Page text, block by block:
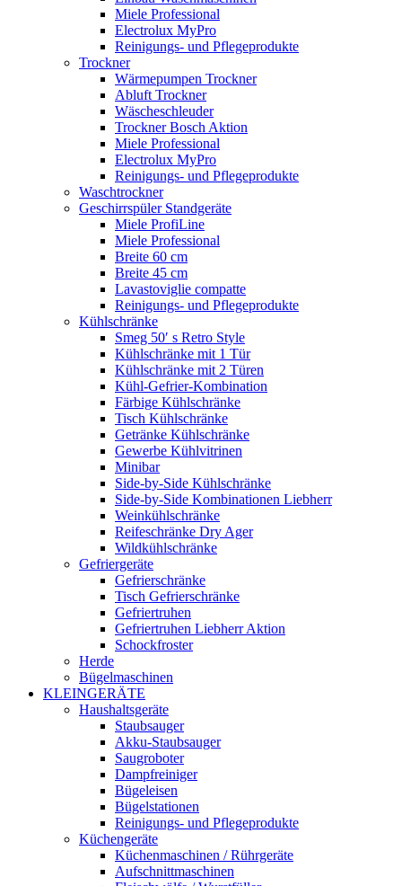
Miele Professional
Electrolux MyPro
Reinigungs- und Pflegeprodukte
Trockner
Wärmepumpen Trockner
Abluft Trockner
Wäscheschleuder
Trockner Bosch Aktion
Miele Professional
Electrolux MyPro
Reinigungs- und Pflegeprodukte
Waschtrockner
Geschirrspüler Standgeräte
Miele ProfiLine
Miele Professional
Breite 60 cm
Breite 45 cm
Lavastoviglie compatte
Reinigungs- und Pflegeprodukte
Kühlschränke
Smeg 50′ s Retro Style
Kühlschränke mit 1 Tür
Kühlschränke mit 2 Türen
Kühl-Gefrier-Kombination
Färbige Kühlschränke
Tisch Kühlschränke
Getränke Kühlschränke
Gewerbe Kühlvitrinen
Minibar
Side-by-Side Kühlschränke
Side-by-Side Kombinationen Liebherr
Weinkühlschränke
Reifeschränke Dry Ager
Wildkühlschränke
Gefriergeräte
Gefrierschränke
Tisch Gefrierschränke
Gefriertruhen
Gefriertruhen Liebherr Aktion
Schockfroster
Herde
Bügelmaschinen
KLEINGERÄTE
Haushaltsgeräte
Staubsauger
Akku-Staubsauger
Saugroboter
Dampfreiniger
Bügeleisen
Bügelstationen
Reinigungs- und Pflegeprodukte
Küchengeräte
Küchenmaschinen / Rührgeräte
Aufschnittmaschinen